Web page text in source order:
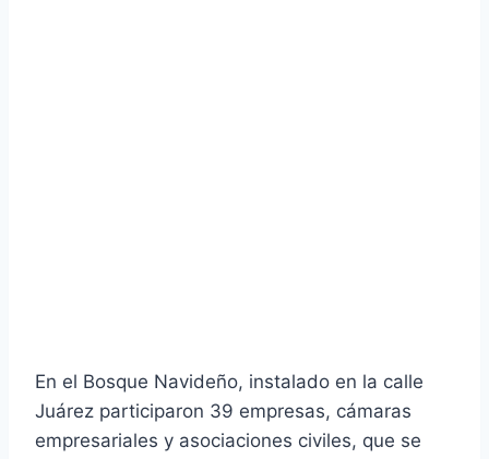
En el Bosque Navideño, instalado en la calle
Juárez participaron 39 empresas, cámaras
empresariales y asociaciones civiles, que se